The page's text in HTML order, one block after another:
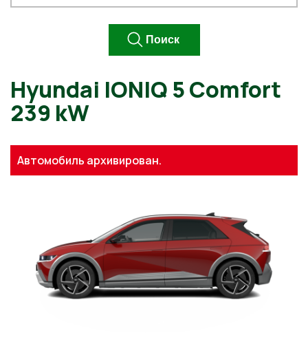
Hyundai IONIQ 5 Comfort
239 kW
Автомобиль архивирован.